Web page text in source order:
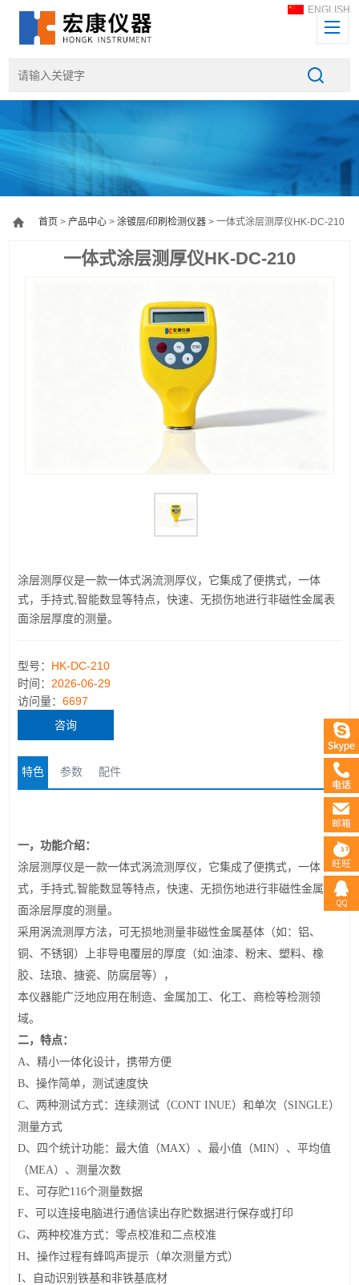
ENGLISH
首页 >产品中心 >涂镀层/印刷检测仪器 > 一体式涂层测厚仪HK-DC-210
一体式涂层测厚仪HK-DC-210
涂层测厚仪是一款一体式涡流测厚仪，它集成了便携式，一体
式，手持式,智能数显等特点，快速、无损伤地进行非磁性金属表
面涂层厚度的测量。
型号： HK-DC-210
时间： 2026-06-29
访问量：6697
咨询
特色 参数 配件
一，功能介绍：
涂层测厚仪是一款一体式涡流测厚仪，它集成了便携式，一体
式，手持式,智能数显等特点，快速、无损伤地进行非磁性金属表
面涂层厚度的测量。
采用涡流测厚方法，可无损地测量非磁性金属基体（如：铝、
铜、不锈钢）上非导电覆层的厚度（如:油漆、粉末、塑料、橡
胶、珐琅、搪瓷、防腐层等），
本仪器能广泛地应用在制造、金属加工、化工、商检等检测领
域。
二，特点：
A、精小一体化设计，携带方便
B、操作简单，测试速度快
C、两种测试方式：连续测试（CONT INUE）和单次（SINGLE）
测量方式
D、四个统计功能：最大值（MAX）、最小值（MIN）、平均值
（MEA）、测量次数
E、可存贮116个测量数据
F、可以连接电脑进行通信读出存贮数据进行保存或打印
G、两种校准方式：零点校准和二点校准
H、操作过程有蜂鸣声提示（单次测量方式）
I、自动识别铁基和非铁基底材